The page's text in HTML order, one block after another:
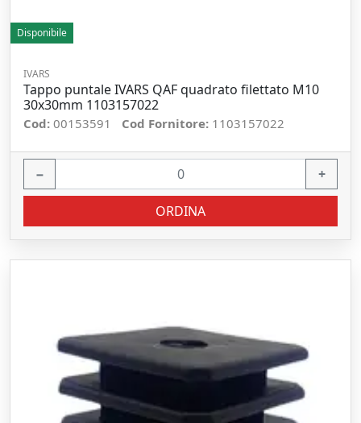
Disponibile
IVARS
Tappo puntale IVARS QAF quadrato filettato M10
30x30mm 1103157022
Cod: 00153591 Cod Fornitore: 1103157022
− +
ORDINA